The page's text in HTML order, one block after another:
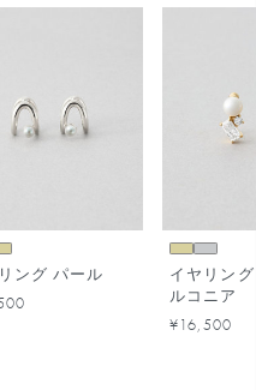
ング パール
イヤリン
ルコニア
¥16,500